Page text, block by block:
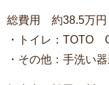
総費用 約38.5万円
・トイレ：TOTO
・その他：手洗い